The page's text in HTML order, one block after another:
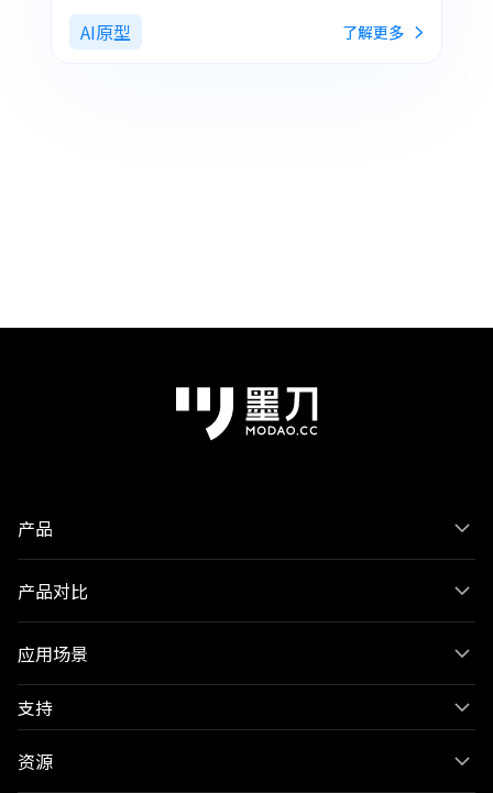
AI原型 了解更多
产品
产品对比
应用场景
支持
资源